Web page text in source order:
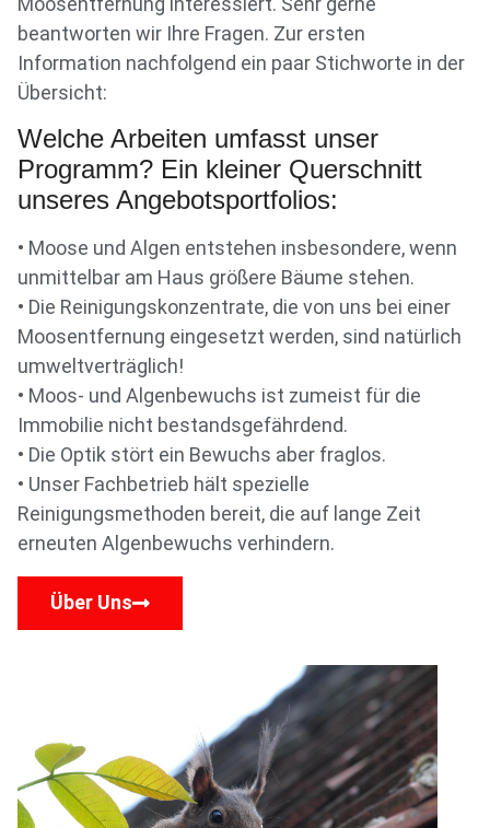
beantworten wir Ihre Fragen. Zur ersten
Information nachfolgend ein paar Stichworte in der
Übersicht:
Welche Arbeiten umfasst unser
Programm? Ein kleiner Querschnitt
unseres Angebotsportfolios:
• Moose und Algen entstehen insbesondere, wenn
unmittelbar am Haus größere Bäume stehen.
• Die Reinigungskonzentrate, die von uns bei einer
Moosentfernung eingesetzt werden, sind natürlich
umweltverträglich!
• Moos- und Algenbewuchs ist zumeist für die
Immobilie nicht bestandsgefährdend.
• Die Optik stört ein Bewuchs aber fraglos.
• Unser Fachbetrieb hält spezielle
Reinigungsmethoden bereit, die auf lange Zeit
erneuten Algenbewuchs verhindern.
Über Uns